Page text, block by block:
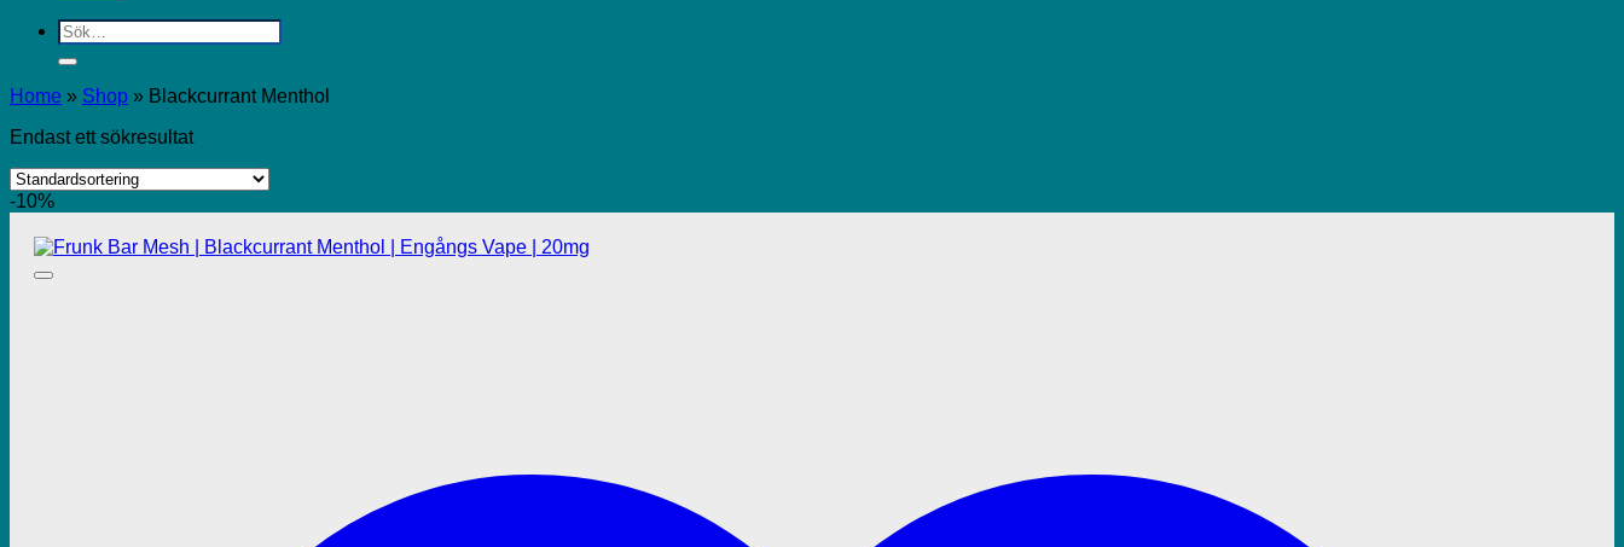
Sök
efter:
Home » Shop » Blackcurrant Menthol
Endast ett sökresultat
-10%